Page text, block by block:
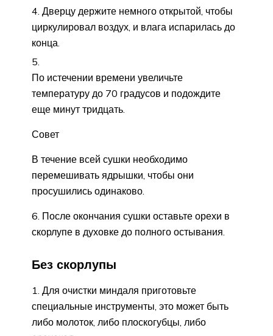
Дверцу держите немного открытой, чтобы
циркулировал воздух, и влага испарилась до
конца.
По истечении времени увеличьте
температуру до 70 градусов и подождите
еще минут тридцать.
Совет
В течение всей сушки необходимо
перемешивать ядрышки, чтобы они
просушились одинаково.
После окончания сушки оставьте орехи в
скорлупе в духовке до полного остывания.
Без скорлупы
Для очистки миндаля приготовьте
специальные инструменты, это может быть
либо молоток, либо плоскогубцы, либо